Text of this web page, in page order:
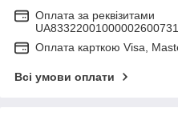
Оплата за реквізитами
Оплата карткою Visa,
Всі умови оплати